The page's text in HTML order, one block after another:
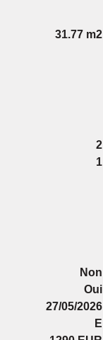
31.77 m2
2
1
Non
Oui
27/05/2026
E